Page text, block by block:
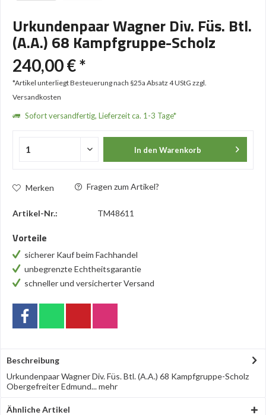
Urkundenpaar Wagner Div. Füs. Btl.
(A.A.) 68 Kampfgruppe-Scholz
240,00 € *
*Artikel unterliegt Besteuerung nach §25a Absatz 4 UStG zzgl.
Versandkosten
Sofort versandfertig, Lieferzeit ca. 1-3 Tage*
In den Warenkorb
Merken Fragen zum Artikel?
Artikel-Nr.: TM48611
Vorteile
sicherer Kauf beim Fachhandel
unbegrenzte Echtheitsgarantie
schneller und versicherter Versand
Beschreibung
Urkundenpaar Wagner Div. Füs. Btl. (A.A.) 68 Kampfgruppe-Scholz
Obergefreiter Edmund...mehr
Ähnliche Artikel